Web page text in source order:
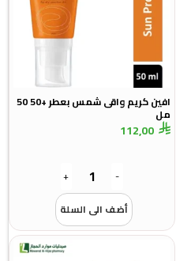
افين كريم واقى شمس بعطر +50 50
112,00
+
أضف الى السلة